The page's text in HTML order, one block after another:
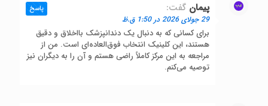
پیمان گفت:
29 جولای 2026 در 1:50 ق.ظ
برای کسانی که به دنبال یک دندانپزشک بااخلاق و دقیق
هستند، این کلینیک انتخاب فوق‌العاده‌ای است. من از
مراجعه به این مرکز کاملاً راضی هستم و آن را به دیگران نیز
توصیه می‌کنم.
پاسخ